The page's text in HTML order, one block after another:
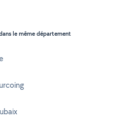
le même département